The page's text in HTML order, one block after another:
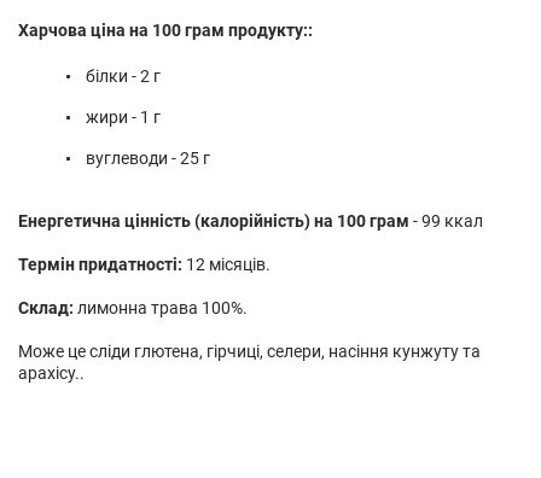
Харчова ціна на 100 грам продукту::
білки - 2 г
жири - 1 г
вуглеводи - 25 г
Енергетична цінність (калорійність) на 100 грам - 99 ккал
Термін придатності: 12 місяців.
Склад: лимонна трава 100%.
Може це сліди глютена, гірчиці, селери, насіння кунжуту та
арахісу..